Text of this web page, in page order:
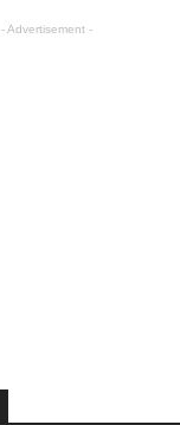
- Advertisement -